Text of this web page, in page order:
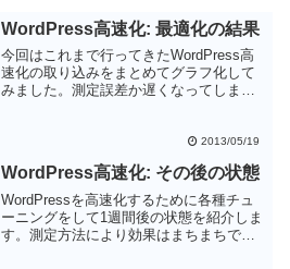
WordPress高速化: 最適化の結果
今回はこれまで行ってきたWordPress高
速化の取り込みをまとめてグラフ化して
みました。測定誤差か遅くなってしまっ
2013/05/19
WordPress高速化: その後の状態
WordPressを高速化するために各種チュ
ーニングをして1週間後の状態を紹介しま
す。測定方法により効果はまちまちです